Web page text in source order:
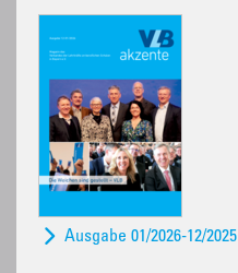
Ausgabe 01/2026-12/2025